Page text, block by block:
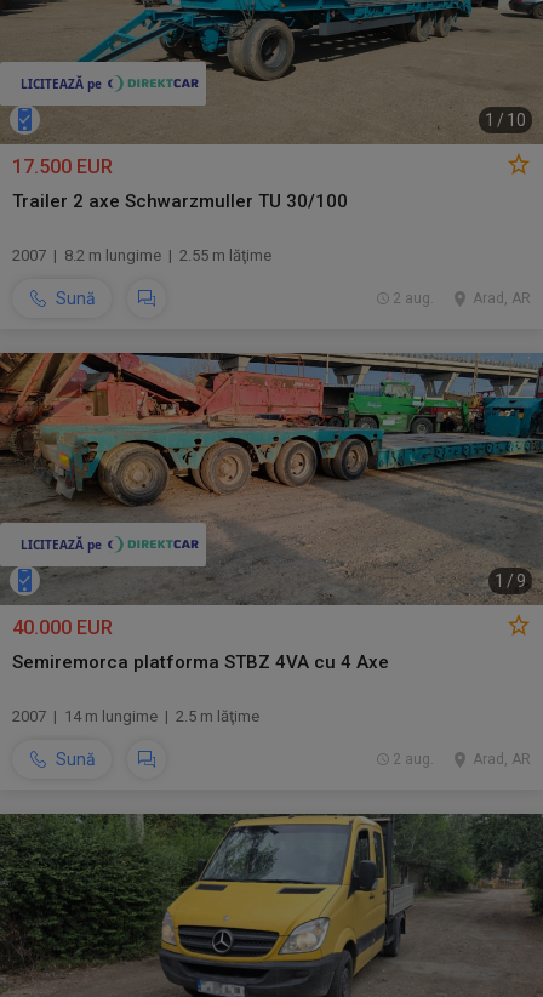
1 / 10
17.500 EUR
Trailer 2 axe Schwarzmuller TU 30/100
2007 | 8.2 m lungime | 2.55 m lăţime
Sună Arad, AR
2 aug.
1 /9
40.000 EUR
Semiremorca platforma STBZ 4VA cu 4 Axe
2007 | 14 m lungime | 2.5 m lăţime
Sună Arad, AR
2 aug.